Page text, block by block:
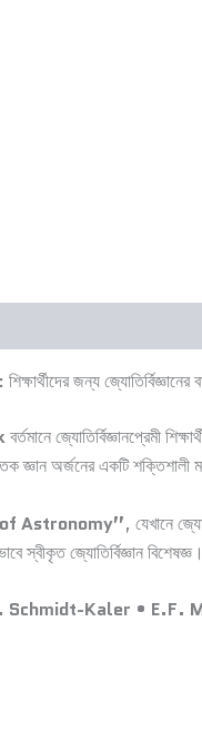
জন্য জ্যোতির্বিজ্ঞানের
বর্তমানে জ্যোতির্বিজ্ঞানপ্রেমী
জ্ঞান অর্জনের একটি শক্তিশালী
Astronomy”, যেখানে
জ্যোতির্বিজ্ঞান বিশেষজ্ঞ।
Schmidt-Kaler • E.F.